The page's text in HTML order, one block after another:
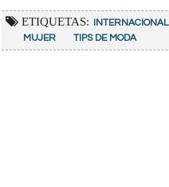
ETIQUETAS: INTERNACIONAL
MUJER
TIPS DE MODA